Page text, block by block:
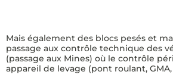
RETOUR
Mais également des blocs pesés et
passage aux contrôle technique des
(passage aux Mines) où le contrôle
appareil de levage (pont roulant,